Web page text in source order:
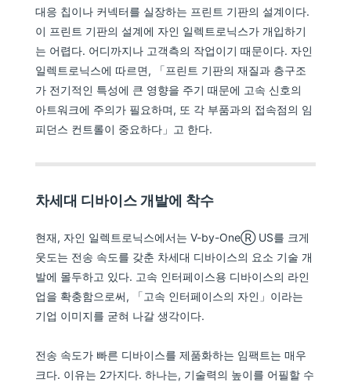
대응 칩이나 커넥터를 실장하는 프린트 기판의 설계이다.
이 프린트 기판의 설계에 자인 일렉트로닉스가 개입하기
는 어렵다. 어디까지나 고객측의 작업이기 때문이다. 자인
일렉트로닉스에 따르면, 「프린트 기판의 재질과 층구조
가 전기적인 특성에 큰 영향을 주기 때문에 고속 신호의
아트워크에 주의가 필요하며, 또 각 부품과의 접속점의 임
피던스 컨트롤이 중요하다」고 한다.
차세대 디바이스 개발에 착수
현재, 자인 일렉트로닉스에서는 V-by-OneⓇ US를 크게
웃도는 전송 속도를 갖춘 차세대 디바이스의 요소 기술 개
발에 몰두하고 있다. 고속 인터페이스용 디바이스의 라인
업을 확충함으로써, 「고속 인터페이스의 자인」이라는
기업 이미지를 굳혀 나갈 생각이다.
전송 속도가 빠른 디바이스를 제품화하는 임팩트는 매우
크다. 이유는 2가지다. 하나는, 기술력의 높이를 어필할 수